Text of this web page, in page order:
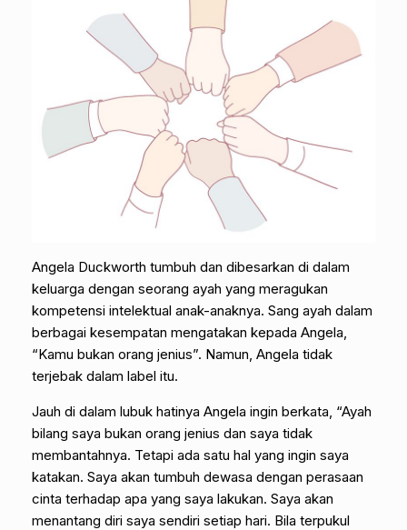
Angela Duckworth tumbuh dan dibesarkan di dalam
keluarga dengan seorang ayah yang meragukan
kompetensi intelektual anak-anaknya. Sang ayah dalam
berbagai kesempatan mengatakan kepada Angela,
“Kamu bukan orang jenius”. Namun, Angela tidak
terjebak dalam label itu.
Jauh di dalam lubuk hatinya Angela ingin berkata, “Ayah
bilang saya bukan orang jenius dan saya tidak
membantahnya. Tetapi ada satu hal yang ingin saya
katakan. Saya akan tumbuh dewasa dengan perasaan
cinta terhadap apa yang saya lakukan. Saya akan
menantang diri saya sendiri setiap hari. Bila terpukul